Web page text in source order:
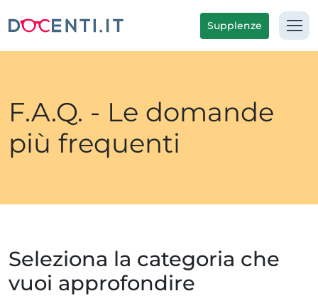
Supplenze
F.A.Q. - Le domande
più frequenti
Seleziona la categoria che
vuoi approfondire